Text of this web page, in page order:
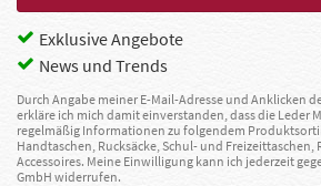
Exklusive Angebote
News und Trends
Durch Angabe meiner E-Mail-Adresse und Anklicken
erkläre ich mich damit einverstanden, dass die Leder
regelmäßig Informationen zu folgendem
Handtaschen, Rucksäcke, Schul- und Freizeittaschen,
Accessoires. Meine Einwilligung kann ich jederzeit
GmbH widerrufen.